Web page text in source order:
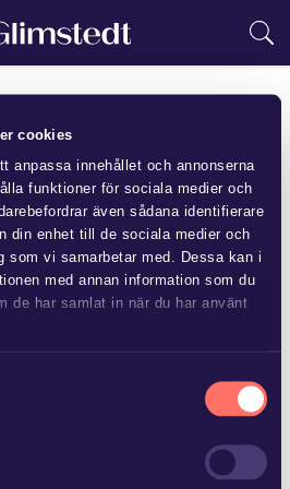
cookies
anpassa innehållet och annonserna
funktioner för sociala medier och
även sådana identifierare
din enhet till de sociala medier och
som vi samarbetar med. Dessa kan i
med annan information som du
de har samlat in när du har använt
personuppgifter.
på
landet utanför Lidköping och hon
uppväxten men valde att flytta till
efter gymnasiet. Juridiken
intresse för affärer och
dem. Sara var tidigare konsult och
studentdrivna juristbyrån
Sara hoppas på en höst